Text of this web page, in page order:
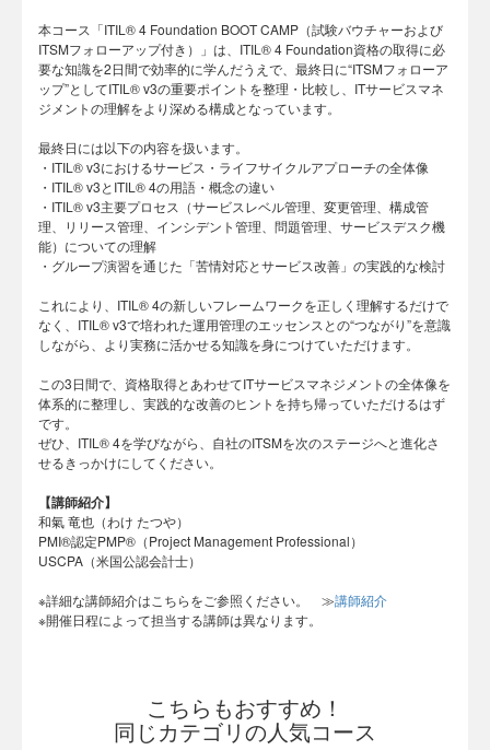
本コース「ITIL® 4 Foundation BOOT CAMP（試験バウチャーおよび
ITSMフォローアップ付き）」は、ITIL® 4 Foundation資格の取得に必
要な知識を2日間で効率的に学んだうえで、最終日に“ITSMフォローア
ップ”としてITIL® v3の重要ポイントを整理・比較し、ITサービスマネ
ジメントの理解をより深める構成となっています。
最終日には以下の内容を扱います。
・ITIL® v3におけるサービス・ライフサイクルアプローチの全体像
・ITIL® v3とITIL® 4の用語・概念の違い
・ITIL® v3主要プロセス（サービスレベル管理、変更管理、構成管
理、リリース管理、インシデント管理、問題管理、サービスデスク機
能）についての理解
・グループ演習を通じた「苦情対応とサービス改善」の実践的な検討
これにより、ITIL® 4の新しいフレームワークを正しく理解するだけで
なく、ITIL® v3で培われた運用管理のエッセンスとの“つながり”を意識
しながら、より実務に活かせる知識を身につけていただけます。
この3日間で、資格取得とあわせてITサービスマネジメントの全体像を
体系的に整理し、実践的な改善のヒントを持ち帰っていただけるはず
です。
ぜひ、ITIL® 4を学びながら、自社のITSMを次のステージへと進化さ
せるきっかけにしてください。
【講師紹介】
和氣 竜也（わけ たつや）
PMI®認定PMP®（Project Management Professional）
USCPA（米国公認会計士）
※詳細な講師紹介はこちらをご参照ください。 ≫講師紹介
※開催日程によって担当する講師は異なります。
こちらもおすすめ！
同じカテゴリの人気コース